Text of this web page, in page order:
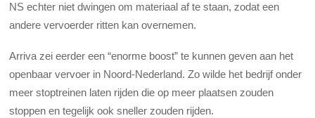
NS echter niet dwingen om materiaal af te staan, zodat een
andere vervoerder ritten kan overnemen.
Arriva zei eerder een “enorme boost” te kunnen geven aan het
openbaar vervoer in Noord-Nederland. Zo wilde het bedrijf onder
meer stoptreinen laten rijden die op meer plaatsen zouden
stoppen en tegelijk ook sneller zouden rijden.